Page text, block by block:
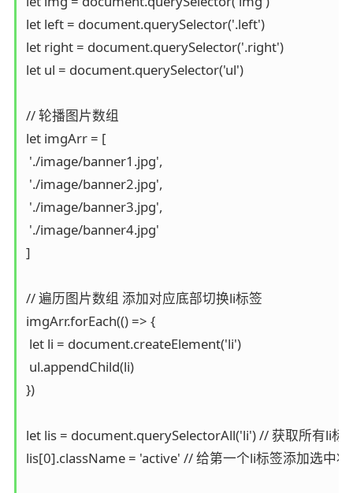
let left = document.querySelector('.left')
let right = document.querySelector('.right')
let ul = document.querySelector('ul')
// 轮播图片数组
let imgArr = [
'./image/banner1.jpg',
'./image/banner2.jpg',
'./image/banner3.jpg',
'./image/banner4.jpg'
]
// 遍历图片数组 添加对应底部切换li标签
imgArr.forEach(() => {
let li = document.createElement('li')
ul.appendChild(li)
})
let lis = document.querySelectorAll('li') // 获取所有li标
lis[0].className = 'active' // 给第一个li标签添加选中状